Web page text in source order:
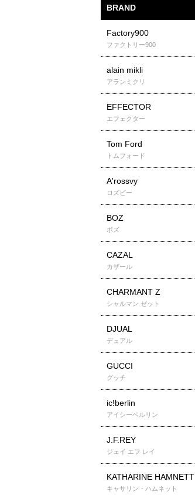
BRAND
Factory900
ファクトリー900
alain mikli
アランミクリ
EFFECTOR
エフェクター
Tom Ford
トムフォード
A'rossvy
ロズビー
BOZ
ボズ
CAZAL
カザール
CHARMANT Z
シャルマン ゼット
DJUAL
デュアル
GUCCI
グッチ
ic!berlin
アイシーベルリン
J.F.REY
ジェイ エフ レイ
KATHARINE HAMNETT
キャサリン・ハムネット